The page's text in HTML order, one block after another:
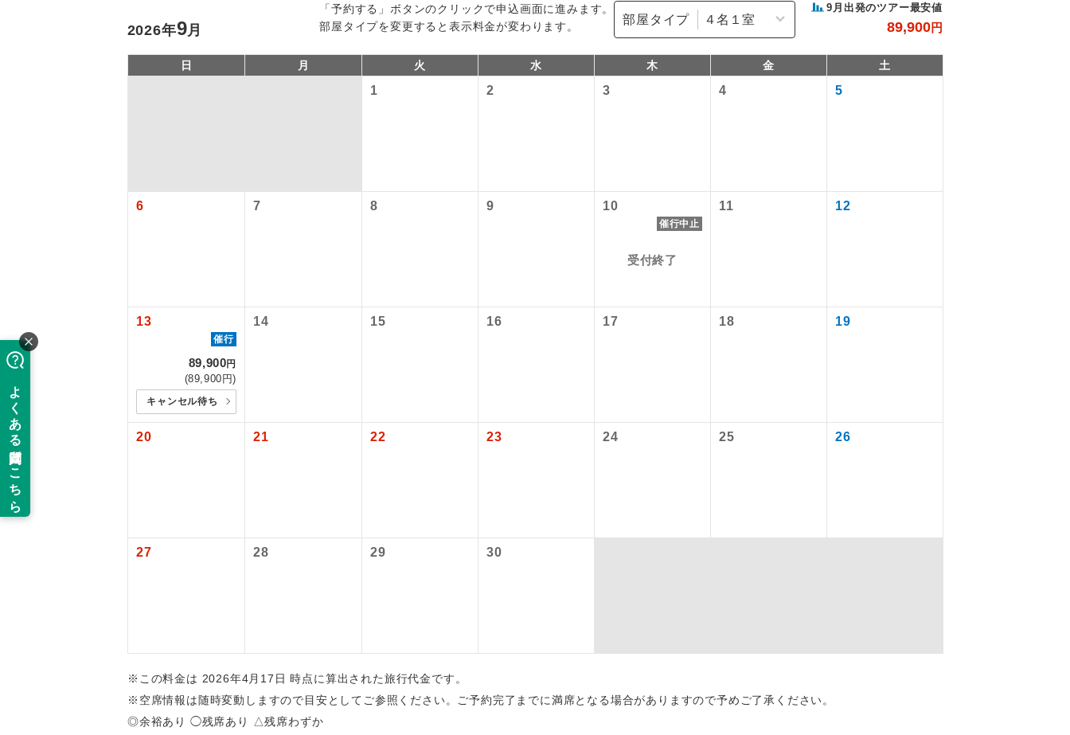
「予約する」ボタンのクリックで申込画面に進みます。
部屋タイプを変更すると表示料金が変わります。
部屋タイプ
9 月出発のツアー最安値
89,900円
2026年9月
日 月 火 水 木 金 土
1 2 3 4 5
6 7 8 9 10
催行中止
受付終了
11 12
13
催行
89,900円
(89,900円)
キャンセル待ち
14 15 16 17 18 19
20 21 22 23 24 25 26
27 28 29 30
※この料金は 2026年4月17日 時点に算出された旅行代金です。
※空席情報は随時変動しますので目安としてご参照ください。ご予約完了までに満席となる場合がありますので予めご了承ください。
◎余裕あり ◯残席あり △残席わずか
添乗員同行
往路出発空港（駅）から復路到着空港（駅）まで同行しま
バスガイド乗務 バスガイドが乗務し、車内での観光案内があります。
絶景スポットに立ち寄るコースです。
大浴場 ご宿泊ホテルに大浴場が付いています。
全食事付き
全てのお食事が付いていますので、お食事の心配はいりませ